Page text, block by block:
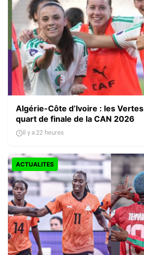
Algérie-Côte d’Ivoire : les
quart de finale de la CAN 2026
Il y a 22 heures
ACTUALITES